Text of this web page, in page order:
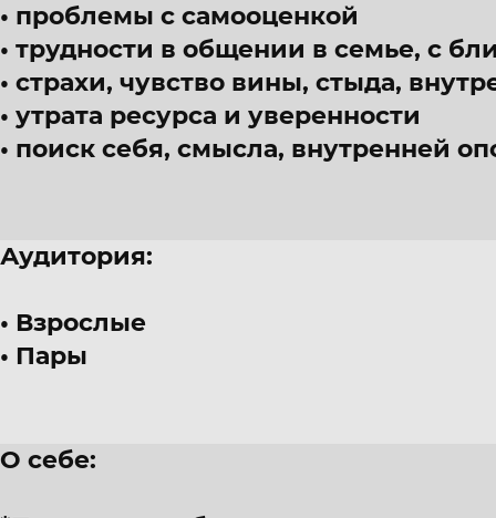
проблемы с самооценкой
трудности в общении в семье, с
страхи, чувство вины, стыда,
утрата ресурса и уверенности
поиск себя, смысла, внутренней
Аудитория:
Взрослые
Пары
О себе: